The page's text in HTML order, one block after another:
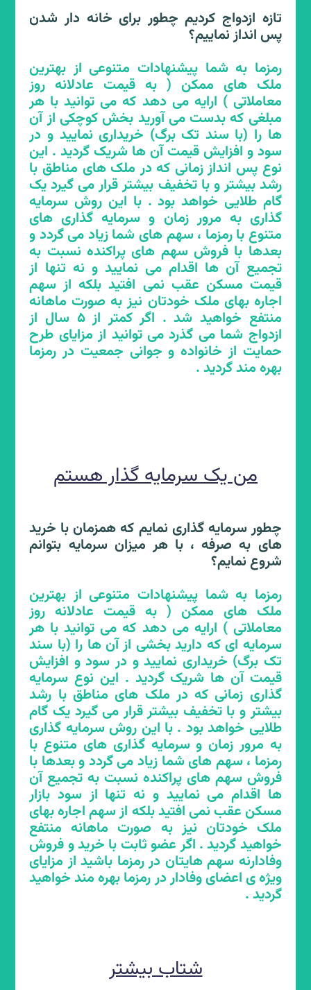
تازه ازدواج کردیم چطور برای خانه دار شدن
پس انداز نماییم؟
رمزما به شما پیشنهادات متنوعی از بهترین
ملک های ممکن ( به قیمت عادلانه روز
معاملاتی ) ارایه می دهد که می توانید با هر
مبلغی که بدست می آورید بخش کوچکی از آن
ها را (با سند تک برگ) خریداری نمایید و در
سود و افزایش قیمت آن ها شریک گردید . این
نوع پس انداز زمانی که در ملک های مناطق با
رشد بیشتر و با تخفیف بیشتر قرار می گیرد یک
گام طلایی خواهد بود . با این روش سرمایه
گذاری به مرور زمان و سرمایه گذاری های
متنوع با رمزما ، سهم های شما زیاد می گردد و
بعدها با فروش سهم های پراکنده نسبت به
تجمیع آن ها اقدام می نمایید و نه تنها از
قیمت مسکن عقب نمی افتید بلکه از سهم
اجاره بهای ملک خودتان نیز به صورت ماهانه
منتفع خواهید شد . اگر کمتر از 5 سال از
ازدواج شما می گذرد می توانید از مزایای طرح
حمایت از خانواده و جوانی جمعیت در رمزما
بهره مند گردید .
من یک سرمایه گذار هستم
چطور سرمایه گذاری نمایم که همزمان با خرید
های به صرفه ، با هر میزان سرمایه بتوانم
شروع نمایم؟
رمزما به شما پیشنهادات متنوعی از بهترین
ملک های ممکن ( به قیمت عادلانه روز
معاملاتی ) ارایه می دهد که می توانید با هر
سرمایه ای که دارید بخشی از آن ها را (با سند
تک برگ) خریداری نمایید و در سود و افزایش
قیمت آن ها شریک گردید . این نوع سرمایه
گذاری زمانی که در ملک های مناطق با رشد
بیشتر و با تخفیف بیشتر قرار می گیرد یک گام
طلایی خواهد بود . با این روش سرمایه گذاری
به مرور زمان و سرمایه گذاری های متنوع با
رمزما ، سهم های شما زیاد می گردد و بعدها با
فروش سهم های پراکنده نسبت به تجمیع آن
ها اقدام می نمایید و نه تنها از سود بازار
مسکن عقب نمی افتید بلکه از سهم اجاره بهای
ملک خودتان نیز به صورت ماهانه منتفع
خواهید گردید . اگر عضو ثابت با خرید و فروش
وفادارنه سهم هایتان در رمزما باشید از مزایای
ویژه ی اعضای وفادار در رمزما بهره مند خواهید
گردید .
شتاب بیشتر
خانواده و جوانی جمعیت می باشد. در طرح
ویژه حمایت از خانواده و جوانی جمعیت مزایای
ویژه ای برای گروه های زیر در نظر گرفته شده
است :
زوج ها
یی که کمتر از 5 سال از ازدواجشان
میگذرد و خانه اولی هستند
خانوارها
ی دارای 2 فرزند و 3 فرزند به بالا که
فرزند آخرشان کمتر از 5 سال دارد
آسان شدن سرمایه گذاری
مطمئن و ایجاد روحیه تعاون
رمزما چطور بستر سرمایه گذاری مطمئن برای
سرمایه گذاران ایجاد می نماید و چگونه روحیه
تعاون را میان مردم افزایش می دهد؟
رسمی در قبال تنظیم سند رسمی و تک برگ و
انتقال قطعی مالکیت صورت می پذیرد که
مطمئن ترین روش سرمایه گذاری در یک کشور
قطعیت و مورد اطمینان بودن بستر و ساز و کار
سامانه ی رمزما و مدیریت آن در تمام مراحل،
معامله و بهره برداری مشترک شیرین و به دور
از هرگونه تنشی را برای شرکای هر ملک فراهم
می آورد. این فرآیند بر خلاف تجربیات عموم
مردم از تعاونی های مرسوم که گاها پرتنش و
بی ثمر هستند، منجر به خلق نگرشی متفاوت،
سازنده و مثبت به همکاری و تعاون میان مردم
خواهد گردید.
حمایت از فروشندگان و کوتاه
کردن دست دلالان سوداگر
رمزما چطور از فروشندگان مجبور به فروش
حمایت می نماید و دست دلالان سوداگر را
کوتاه می نماید؟
خواهد داشت که ممکن است در زمان رکود این
تعداد به صفر برسد. در این شرایط رکود که